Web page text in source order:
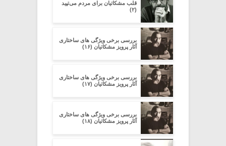
قلب مشکاتیان برای مردم می‌تپید
(۲)
بررسی برخی ویژگی های ساختاری
آثار پرویز مشکاتیان (۱۶)
بررسی برخی ویژگی های ساختاری
آثار پرویز مشکاتیان (۱۷)
بررسی برخی ویژگی های ساختاری
آثار پرویز مشکاتیان (۱۸)